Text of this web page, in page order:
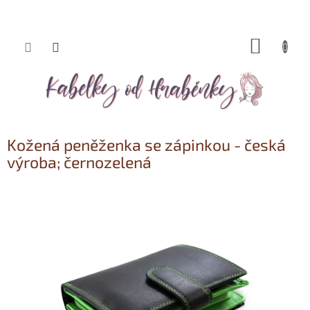
Přejít
Kožená peněženka se zápinkou - česká
výroba; černozelená